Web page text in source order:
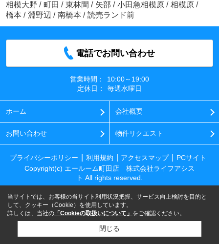
相模大野 / 町田 / 東林間 / 矢部 / 小田急相模原 / 相模原 /
橋本 / 淵野辺 / 南橋本 / 読売ランド前
電話でお問い合わせ
営業時間：
10:00～19:00
定休日：
毎週水曜日
ホーム 会社概要
お問い合わせ 物件リクエスト
プライバシーポリシー 利用規約 アクセスマップ
PCサイト
Copyright(c) エールーム町田店 株式会社ライフアシス
ト All rights reserved.
当サイトでは、お客様の当サイト利用状況把握、サービス向上検討を目的と
して、クッキー（Cookie）を使用しています。
詳しくは、当社の 「Cookieの取扱いについて」 をご確認ください。
閉じる